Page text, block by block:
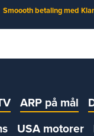
Smoooth betaling med
ARP på mål
USA motorer